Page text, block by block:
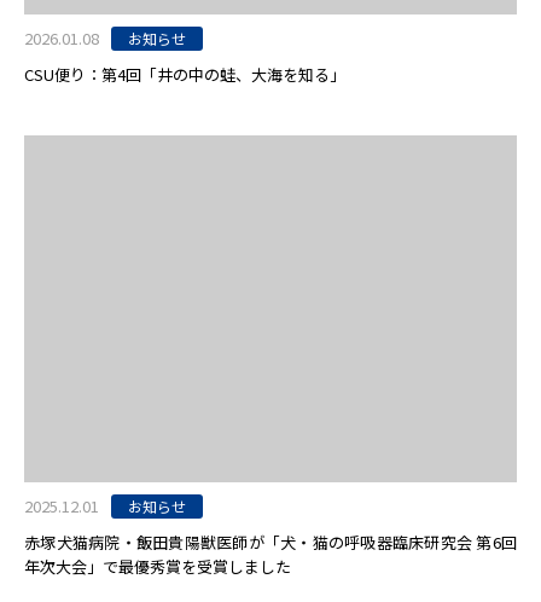
2026.01.08 お知らせ
CSU便り：第4回「井の中の蛙、大海を知る」
2025.12.01 お知らせ
赤塚犬猫病院・飯田貴陽獣医師が「犬・猫の呼吸器臨床研究会 第6回
年次大会」で最優秀賞を受賞しました